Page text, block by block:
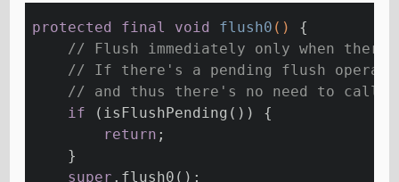
protected final void flush0 ()
{
// Flush immediately only when
// If there's a pending flush
// and thus there's no need to call
if (isFlushPending()) {
return ;
    }
super .flush0();